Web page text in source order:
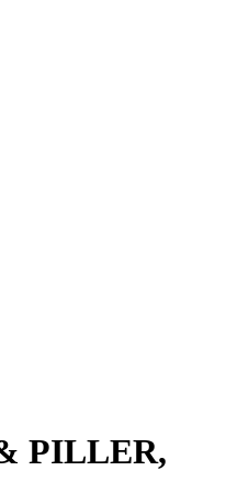
PILLER,